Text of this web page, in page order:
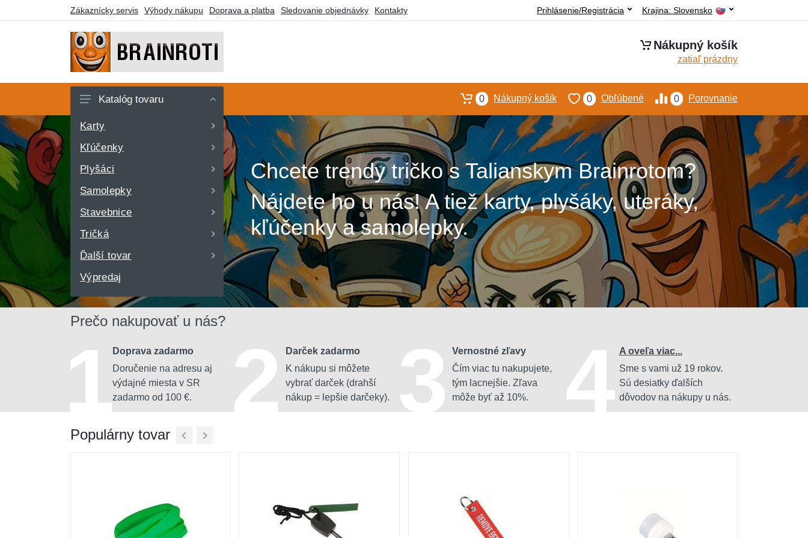
Zákaznícky servis Výhody nákupu Doprava a platba Sledovanie objednávky Kontakty Krajina: Slovensko
Prihlásenie/Registrácia
Nákupný košík
zatiaľ prázdny
Karty
Kľúčenky
Plyšáci
Samolepky
Stavebnice
Tričká
Ďalší tovar
Výpredaj
Katalóg tovaru 0 Porovnanie
0 Obľúbené
0 Nákupný košík
Chcete trendy tričko s Talianskym Brainrotom?
Nájdete ho u nás! A tiež karty, plyšáky, uteráky,
kľúčenky a samolepky.
Prečo nakupovať u nás?
Doprava zadarmo
Doručenie na adresu aj
výdajné miesta v SR
zadarmo od 100 €.
1
Darček zadarmo
K nákupu si môžete
vybrať darček (drahší
nákup = lepšie darčeky).
2
Vernostné zľavy
Čím viac tu nakupujete,
tým lacnejšie. Zľava
môže byť až 10%.
3
A oveľa viac...
Sme s vami už 19 rokov.
Sú desiatky ďalších
dôvodov na nákupy u nás.
4
Populárny tovar